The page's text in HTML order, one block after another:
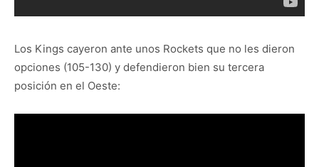
Los Kings cayeron ante unos Rockets que no les dieron
opciones (105-130) y defendieron bien su tercera
posición en el Oeste: